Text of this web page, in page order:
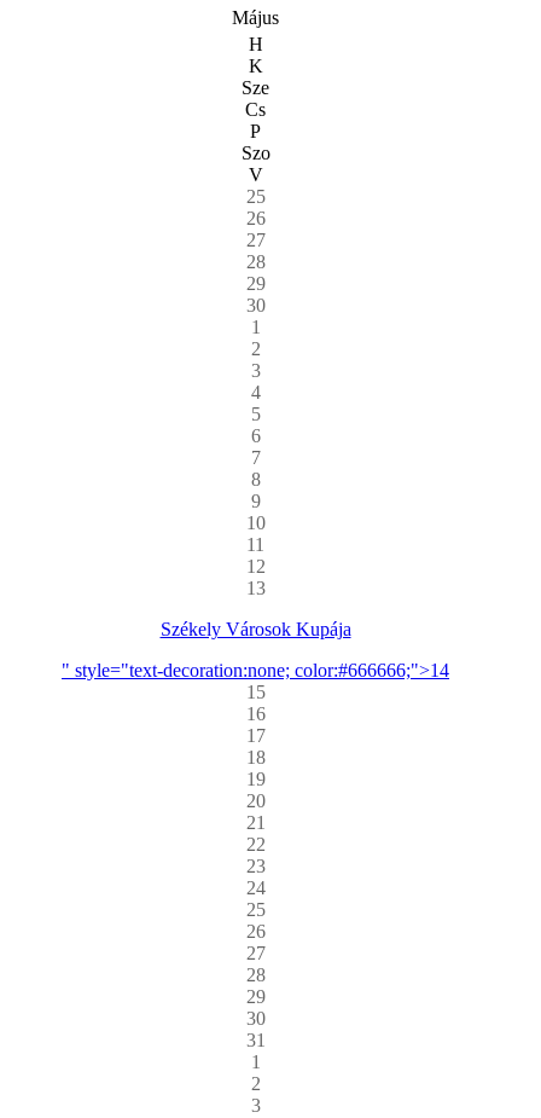
Május
H
K
Sze
Cs
P
Szo
V
25
26
27
28
29
30
1
2
3
4
5
6
7
8
9
10
11
12
13
Székely Városok Kupája
" style="text-decoration:none; color:#666666;">14
15
16
17
18
19
20
21
22
23
24
25
26
27
28
29
30
31
1
2
3